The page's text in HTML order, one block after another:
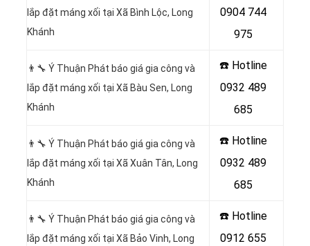
lắp đặt máng xối tại Xã Bình Lộc, Long
Khánh
0904 744
975
👨‍🔧 Ý Thuận Phát báo giá gia công và
lắp đặt máng xối tại Xã Bàu Sen, Long
Khánh
☎️ Hotline
0932 489
685
👨‍🔧 Ý Thuận Phát báo giá gia công và
lắp đặt máng xối tại Xã Xuân Tân, Long
Khánh
☎️ Hotline
0932 489
685
👨‍🔧 Ý Thuận Phát báo giá gia công và
lắp đặt máng xối tại Xã Bảo Vinh, Long
☎️ Hotline
0912 655